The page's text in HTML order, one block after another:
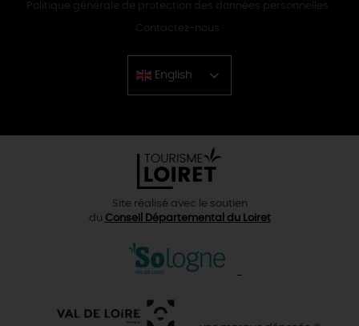
Politique générale de protection des données personnelles
Contactez-nous
English
Chinese
Site réalisé avec le soutien
du Conseil Départemental du Loiret